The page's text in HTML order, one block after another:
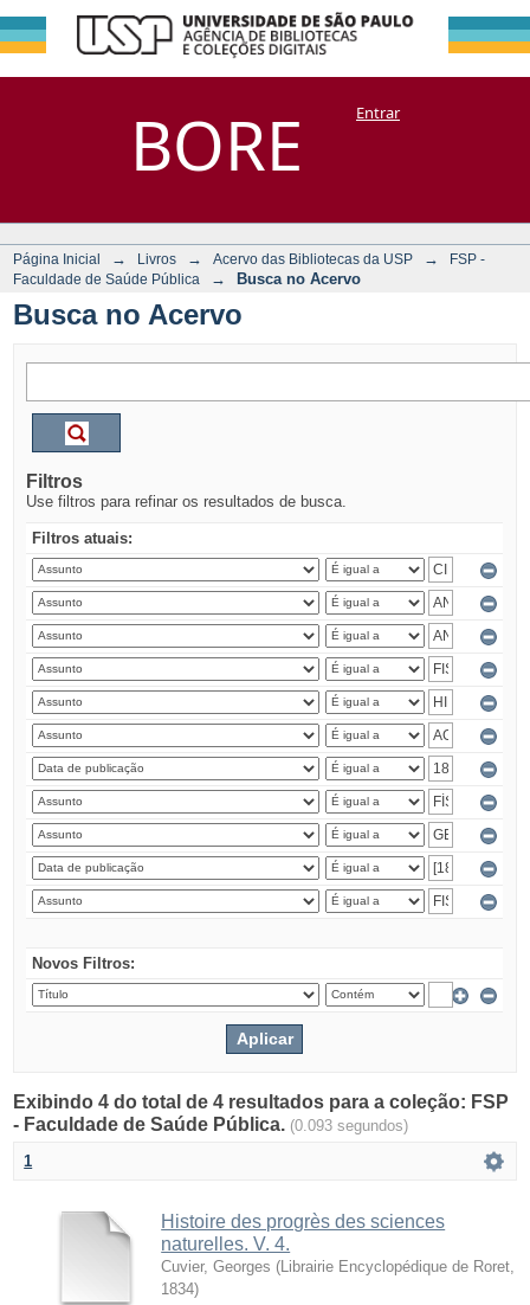
BORE
Busca no Acervo
DSpace/Manakin + CoriscoEntrar
Página Inicial → Livros → Acervo das Bibliotecas da USP →
FSP -
Faculdade de Saúde Pública
→ Busca no Acervo
Busca no Acervo
Filtros
Use filtros para refinar os resultados de busca.
Filtros atuais:
Novos Filtros:
Exibindo 4 do total de 4 resultados para a coleção: FSP
- Faculdade de Saúde Pública. (0.093 segundos)
1
Histoire des progrès des sciences
naturelles. V. 4.
Cuvier, Georges ( Librairie Encyclopédique de Roret
1834)